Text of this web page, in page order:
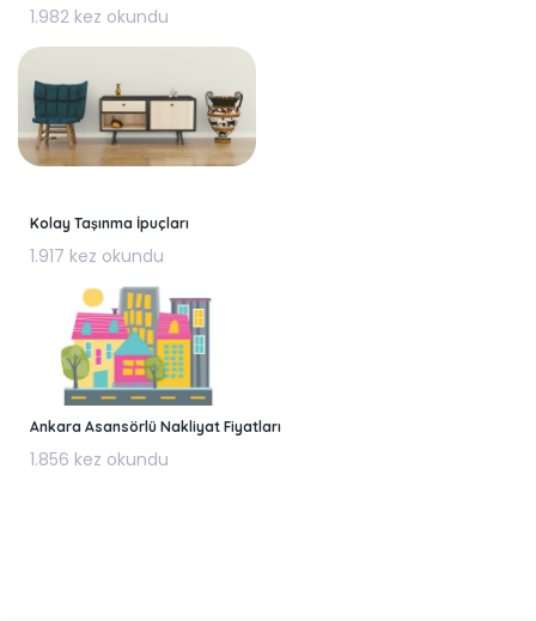
1.982 kez okundu
Kolay Taşınma İpuçları
1.917 kez okundu
Ankara Asansörlü Nakliyat Fiyatları
1.856 kez okundu